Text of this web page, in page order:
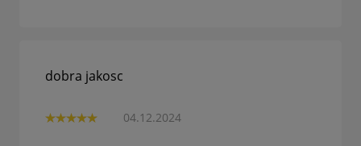
04.12.2024
dobra jakosc